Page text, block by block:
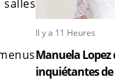
Il y a 11 Heures
Manuela Lopez
inquiétantes de